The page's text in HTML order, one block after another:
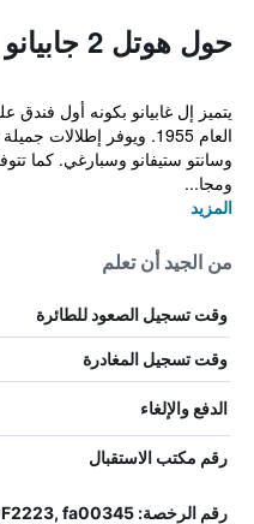
حول هوتل 2 جابيانو
يتميز إل غابيانو بكونه أول فندق
العام 1955. ويوفر
وسانتو ستيفانو وسبارغي. كما
ومجا...
المزيد
من الجيد أن تعلم
وقت تسجيل الصعود للطائرة
وقت تسجيل المغادرة
الدفع والإلغاء
رقم مكتب الاستقبال
رقم الرخصة: IT090035A1000F2223, fa00345